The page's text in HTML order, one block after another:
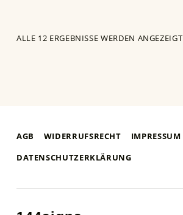
ALLE 12 ERGEBNISSE WERDEN ANGEZEIGT
AGB WIDERRUFSRECHT
IMPRESSUM
DATENSCHUTZERKLÄRUNG